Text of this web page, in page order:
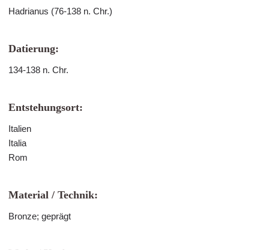
Hadrianus (76-138 n. Chr.)
Datierung:
134-138 n. Chr.
Entstehungsort:
Italien
Italia
Rom
Material / Technik:
Bronze; geprägt